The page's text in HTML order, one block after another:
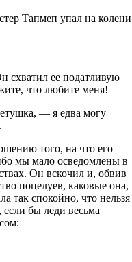
Тапмеп упал на колени
ее податливую
что любите меня!
— я едва могу
того, на что его
мы мало осведомлены в
Он вскочил и, обвив
поцелуев, каковые она,
так спокойно, что нельзя
если бы леди весьма